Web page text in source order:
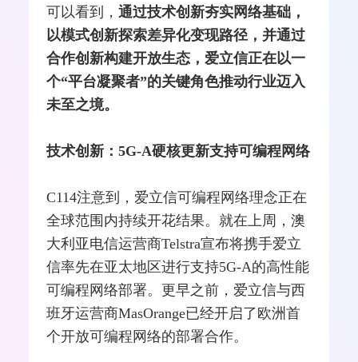
可以看到，通过技术创新夯实网络基础，
以模式创新探索差异化变现路径，并通过
合作创新构建开放生态，爱立信正在以一
个“平台凝聚者”的关键角色推动行业迈入
未至之境。
技术创新：5G-A硬核更新支持可编程网络
C114注意到，爱立信可编程网络理念正在
全球范围内持续开花结果。就在上周，澳
大利亚电信运营商Telstra宣布将携手爱立
信率先在亚太地区进行支持5G-A的高性能
可编程网络部署。更早之前，爱立信与西
班牙运营商MasOrange已经开启了欧洲首
个开放可编程网络的部署合作。